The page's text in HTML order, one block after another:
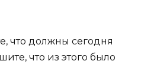
что должны сегодня
что из этого было